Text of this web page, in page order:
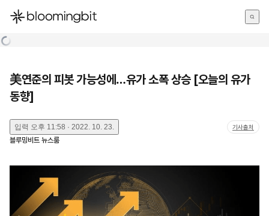
한국어
美연준의 피봇 가능성에…유가 소폭 상승 [오늘의 유가
동향]
입력 오후 11:58 · 2022. 10. 23. 기사출처
블루밍비트 뉴스룸